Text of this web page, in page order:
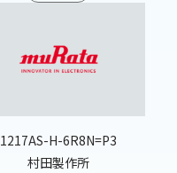
1217AS-H-6R8N=P3
村田製作所